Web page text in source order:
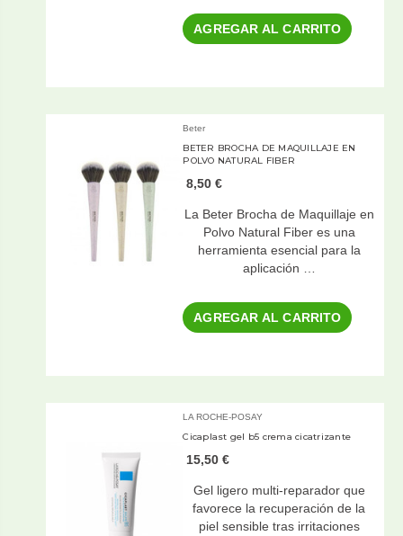
AGREGAR AL CARRITO
Beter
BETER BROCHA DE MAQUILLAJE EN
POLVO NATURAL FIBER
8,50 €
La Beter Brocha de Maquillaje en
Polvo Natural Fiber es una
herramienta esencial para la
aplicación …
AGREGAR AL CARRITO
LA ROCHE-POSAY
Cicaplast gel b5 crema cicatrizante
15,50 €
Gel ligero multi-reparador que
favorece la recuperación de la
piel sensible tras irritaciones